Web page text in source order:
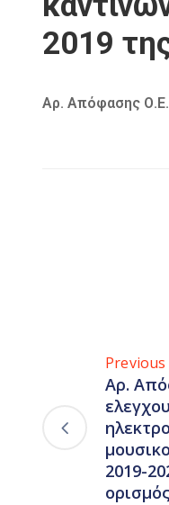
2019
Αρ. Απόφασης
Previous
Αρ.
2019-